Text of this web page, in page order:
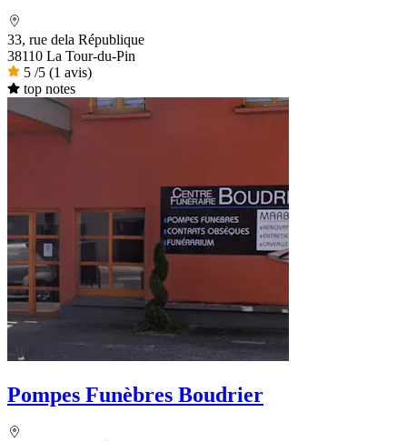
33, rue dela République
38110 La Tour-du-Pin
5 /5 (1 avis)
top notes
Pompes Funèbres Boudrier